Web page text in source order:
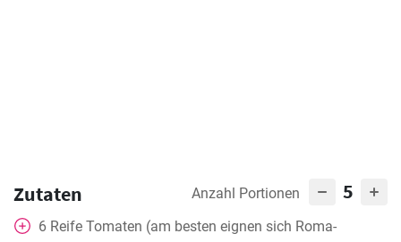
Zutaten Anzahl Portionen 5
6 Reife Tomaten (am besten eignen sich Roma-